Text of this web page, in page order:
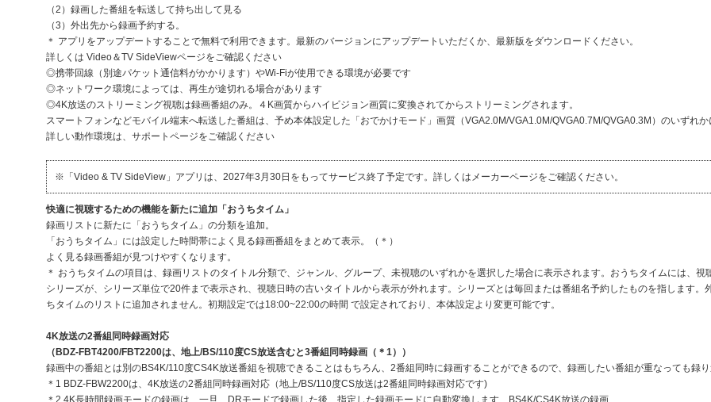
（2）録画した番組を転送して持ち出して見る
（3）外出先から録画予約する。
＊ アプリをアップデートすることで無料で利用できます。最新のバージョンにアップデートいただくか、最新版をダウンロードください。
詳しくは Video＆TV SideViewページをご確認ください
◎携帯回線（別途パケット通信料がかかります）やWi-Fiが使用できる環境が必要です
◎ネットワーク環境によっては、再生が途切れる場合があります
◎4K放送のストリーミング視聴は録画番組のみ。４K画質からハイビジョン画質に変換されてからストリーミングされます。
スマートフォンなどモバイル端末へ転送した番組は、予め本体設定した「おでかけモード」画質（VGA2.0M/VGA1.0M/QVGA0.7M/QVGA0.3M）のいずれか
詳しい動作環境は、サポートページをご確認ください
※「Video & TV SideView」アプリは、2027年3月30日をもってサービス終了予定です。詳しくはメーカーページをご確認ください。
快適に視聴するための機能を新たに追加「おうちタイム」
録画リストに新たに「おうちタイム」の分類を追加。
「おうちタイム」には設定した時間帯によく見る録画番組をまとめて表示。（＊）
よく見る録画番組が見つけやすくなります。
＊ おうちタイムの項目は、録画リストのタイトル分類で、ジャンル、グループ、未視聴のいずれかを選択した場合に表示されます。おうちタイムには、視
シリーズが、シリーズ単位で20件まで表示され、視聴日時の古いタイトルから表示が外れます。シリーズとは毎回または番組名予約したものを指します。
ちタイムのリストに追加されません。初期設定では18:00~22:00の時間 で設定されており、本体設定より変更可能です。
4K放送の2番組同時録画対応
（BDZ-FBT4200/FBT2200は、地上/BS/110度CS放送含むと3番組同時録画（＊1））
録画中の番組とは別のBS4K/110度CS4K放送番組を視聴できることはもちろん、2番組同時に録画することができるので、録画したい番組が重なっても録り
＊1 BDZ-FBW2200は、4K放送の2番組同時録画対応（地上/BS/110度CS放送は2番組同時録画対応です)
＊2 4K長時間録画モードの録画は、一旦、DRモードで録画した後、指定した録画モードに自動変換します BS4K/CS4K放送の録画